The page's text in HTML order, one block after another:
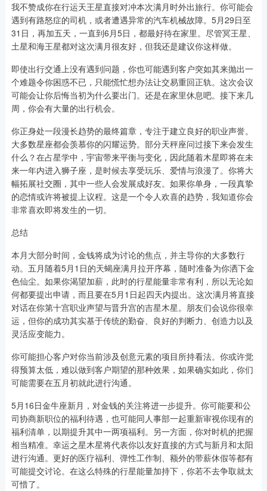
我不赞成你在行运天王星直接对冲本次满月时外出旅行。你可能会
遇到有路怒症的司机，或者遭遇异常的汽车机械故障。5月29日至
31日，再加五天，一直到6月5日，都最好待在家里。尽管冥王星、
土星和海王星都对这次满月很友好，但我还是建议你这样做。
即使出行交通上没有遇到问题，你也可能遇到客户突如其来抛出一
个难题令你困惑不已，只能慌忙想办法让交易重回正轨。这次会议
可能会让你后悔当初为什么要出门。还是在家里休息吧。接下来几
周，你会有大量的出行机会。
你正身处一段漫长趋势的最终篇章，专注于建立良好的职业声誉。
大多数星座都会羡慕你的闪耀运势。部分天秤座问过接下来会发生
什么？在占星学中，宇宙带来平衡与变化，因此随着木星即将在未
来一年内进入狮子座，是时候去享受玩乐、爱情与浪漫了。你将大
幅拓展社交圈，其中一些人会发展成好友。如果你单身，一段真挚
的恋情或许将被提上议程。这是一个令人欢喜的趋势，我知道你会
非常喜欢即将发生的一切。
总结
本月大部分时间，金钱将成为讨论的焦点，并主导你的大多数行
动。五月随着5月1日的天蝎座满月拉开序幕，随时准备为你洒下金
色仙尘。如果你渴望加薪，此时的行星能量非常有利，所以无论如
何都要提出申请，而且要在5月1日起四天内提出。这次满月将直接
对话在你第十宫职业声望与晋升宫的吉星木星。朋友们会说你很幸
运，但你的成功其实基于传统的勤奋、良好的判断力、创造力以及
灵活应变能力。
你可能担心客户对你当前涉及创意元素的项目所持看法。你或许觉
得预算太低，难以做到客户期望的那种效果，如果确实如此，你们
可能需要在五月初就此进行沟通。
5月16日金牛座新月，对金钱的关注将进一步提升。你可能要和公
司协商新职位的福利待遇，也可能同人事部一起重新审视你现有的
福利清单，以期提升其中一两项福利。另一方面，你对时机的把握
相当精准。幸运之星木星将代表你以友好直接的方式与新月和太阳
进行沟通。更好的医疗福利、弹性工作制、额外的带薪休假等都有
可能提交讨论。在这么特殊的行星能量加持下，你若不去争取就太
可惜了。